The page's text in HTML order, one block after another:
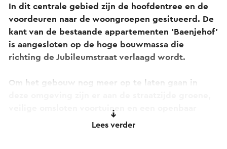
In dit centrale gebied zijn de hoofdentree en de
voordeuren naar de woongroepen gesitueerd. De
kant van de bestaande appartementen ‘Baenjehof’
is aangesloten op de hoge bouwmassa die
richting de Jubileumstraat verlaagd wordt.
Om het gebouw nog meer op te laten gaan in
veilige omsloten voortuinen en een openbaar
terras. De kleur van het metselwerk verraadt de
Lees verder